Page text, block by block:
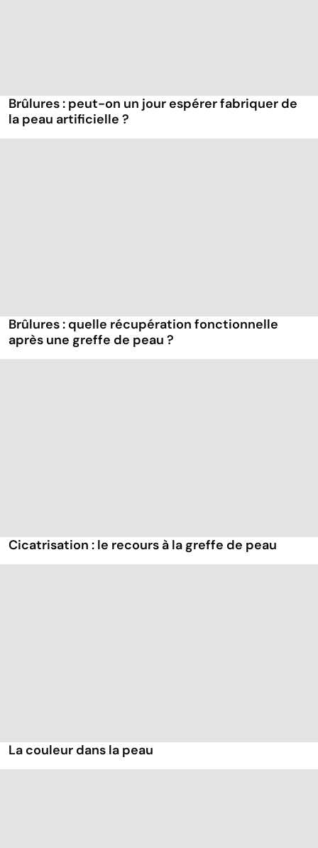
Brûlures : peut-on un jour espérer fabriquer de
la peau artificielle ?
Brûlures : quelle récupération fonctionnelle
après une greffe de peau ?
Cicatrisation : le recours à la greffe de peau
La couleur dans la peau